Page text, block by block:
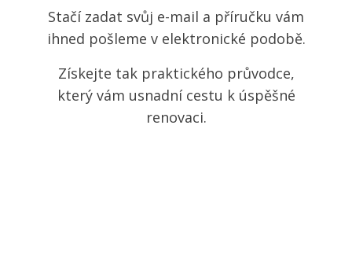
Stačí zadat svůj e-mail a příručku vám
ihned pošleme v elektronické podobě.
Získejte tak praktického průvodce,
který vám usnadní cestu k úspěšné
renovaci.